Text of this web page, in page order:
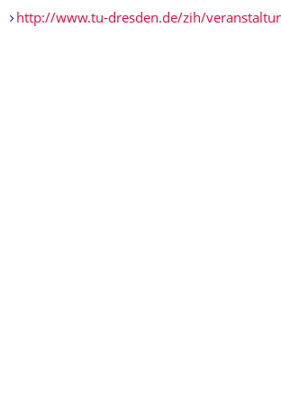
http://www.tu-dresden.de/zih/